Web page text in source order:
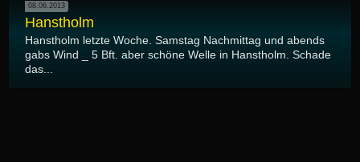
08.06.2013
Hanstholm
Hanstholm letzte Woche. Samstag Nachmittag und abends
gabs Wind _ 5 Bft. aber schöne Welle in Hanstholm. Schade
das...